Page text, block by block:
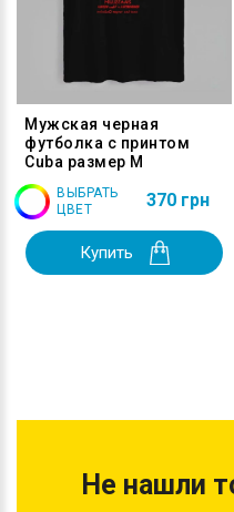
Мужская черная
футболка с принтом
Cuba размер M
ВЫБРАТЬ
ЦВЕТ
370 грн
Купить
Не нашли